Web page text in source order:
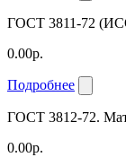
ГОСТ 3811-72
0.00р.
Подробнее
ГОСТ 3812-72.
0.00р.